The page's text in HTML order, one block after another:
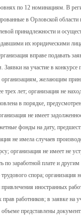
по 12 номинациям. В
в Орловской
принадлежности и
их юридическими
вправе подавать
на участие в
желающим
трех лет; организация не
в порядке,
не имеет
фонды на дату,
не имела случаев
организация не имеет не
по заработной плате и
спора; организация
привлечения иностранных
работников; в заявке на
представлены